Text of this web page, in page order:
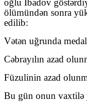
oğlu İbadov
ölümündən sonra
edilib:
Vətən uğrunda
Cəbrayılın azad
Füzulinin azad
Bu gün onun vaxtilə